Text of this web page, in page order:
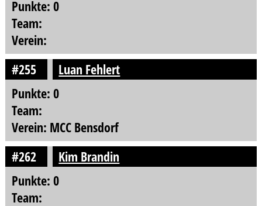
Punkte: 0
Team:
Verein:
#255
Luan Fehlert
Punkte: 0
Team:
Verein: MCC Bensdorf
#262
Kim Brandin
Punkte: 0
Team: